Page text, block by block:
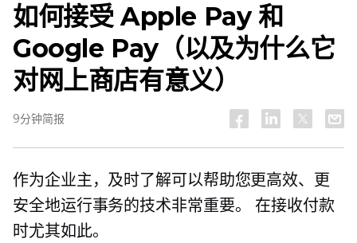
如何接受 Apple Pay 和
Google Pay（以及为什么它
对网上商店有意义）
9分钟简报
作为企业主，及时了解可以帮助您更高效、更
安全地运行事务的技术非常重要。 在接收付款
时尤其如此。